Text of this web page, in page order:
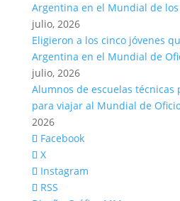
Argentina en el Mundial de
julio, 2026
Eligieron a los cinco jóvenes
Argentina en el Mundial de
julio, 2026
Alumnos de escuelas técnicas
para viajar al Mundial de
2026
Facebook
X
Instagram
RSS